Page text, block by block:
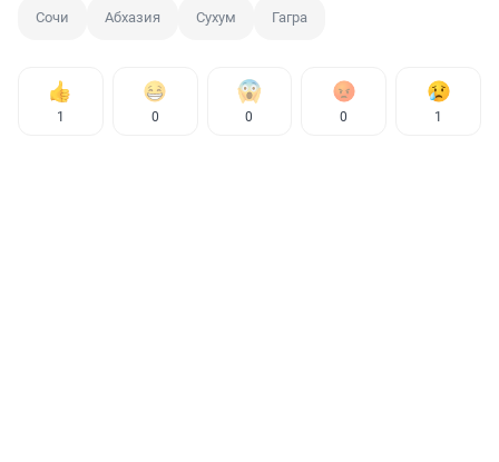
Сочи Абхазия Сухум Гагра
1 0 0 0 1